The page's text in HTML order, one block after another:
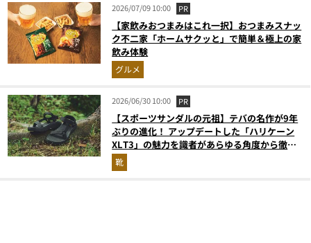
2026/07/09 10:00 PR
【家飲みおつまみはこれ一択】おつまみスナッ
ク不二家「ホームサクッと」で簡単＆極上の家
飲み体験
グルメ
2026/06/30 10:00 PR
【スポーツサンダルの元祖】テバの名作が9年
ぶりの進化！ アップデートした「ハリケーン
XLT3」の魅力を識者があらゆる角度から徹底
解説！
靴